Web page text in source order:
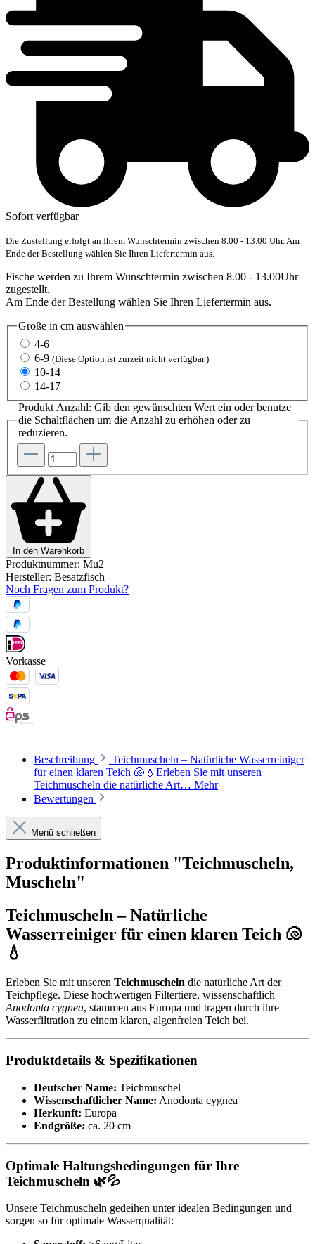
Sofort verfügbar
Die Zustellung erfolgt an Ihrem Wunschtermin zwischen 8.00 - 13.00 Uhr. Am
Ende der Bestellung wählen Sie Ihren Liefertermin aus.
Fische werden zu Ihrem Wunschtermin zwischen 8.00 - 13.00Uhr
zugestellt.
Am Ende der Bestellung wählen Sie Ihren Liefertermin aus.
Größe in cm auswählen
4-6
6-9 (Diese Option ist zurzeit nicht verfügbar.)
10-14
14-17
Produkt Anzahl: Gib den gewünschten Wert ein oder benutze
die Schaltflächen um die Anzahl zu erhöhen oder zu
reduzieren.
In den Warenkorb
Produktnummer: Mu2
Hersteller: Besatzfisch
Noch Fragen zum Produkt?
Vorkasse
Beschreibung
Teichmuscheln – Natürliche Wasserreiniger
für einen klaren Teich 🐚💧Erleben Sie mit unseren
Teichmuscheln die natürliche Art… Mehr
Bewertungen
Menü schließen
Produktinformationen "Teichmuscheln,
Muscheln"
Teichmuscheln – Natürliche
Wasserreiniger für einen klaren Teich 🐚
💧
Erleben Sie mit unseren Teichmuscheln die natürliche Art der
Teichpflege. Diese hochwertigen Filtertiere, wissenschaftlich
Anodonta cygnea, stammen aus Europa und tragen durch ihre
Wasserfiltration zu einem klaren, algenfreien Teich bei.
Produktdetails & Spezifikationen
Deutscher Name: Teichmuschel
Wissenschaftlicher Name: Anodonta cygnea
Herkunft: Europa
Endgröße: ca. 20 cm
Optimale Haltungsbedingungen für Ihre
Teichmuscheln 🌿💦
Unsere Teichmuscheln gedeihen unter idealen Bedingungen und
sorgen so für optimale Wasserqualität: